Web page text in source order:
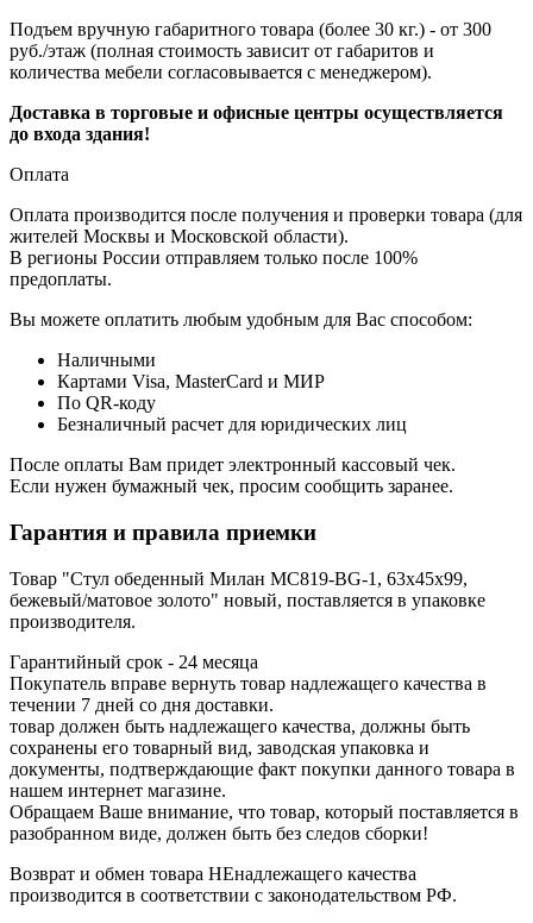
Подъем вручную габаритного товара (более 30 кг.) - от 300
руб./этаж (полная стоимость зависит от габаритов и
количества мебели согласовывается с менеджером).
Доставка в торговые и офисные центры осуществляется
до входа здания!
Оплата
Оплата производится после получения и проверки товара (для
жителей Москвы и Московской области).
В регионы России отправляем только после 100%
предоплаты.
Вы можете оплатить любым удобным для Вас способом:
Наличными
Картами Visa, MasterCard и МИР
По QR-коду
Безналичный расчет для юридических лиц
После оплаты Вам придет электронный кассовый чек.
Если нужен бумажный чек, просим сообщить заранее.
Гарантия и правила приемки
Товар "Стул обеденный Милан MC819-BG-1, 63х45х99,
бежевый/матовое золото" новый, поставляется в упаковке
производителя.
Гарантийный срок - 24 месяца
Покупатель вправе вернуть товар надлежащего качества в
течении 7 дней со дня доставки.
товар должен быть надлежащего качества, должны быть
сохранены его товарный вид, заводская упаковка и
документы, подтверждающие факт покупки данного товара в
нашем интернет магазине.
Обращаем Ваше внимание, что товар, который поставляется в
разобранном виде, должен быть без следов сборки!
Возврат и обмен товара НЕнадлежащего качества
производится в соответствии с законодательством РФ.